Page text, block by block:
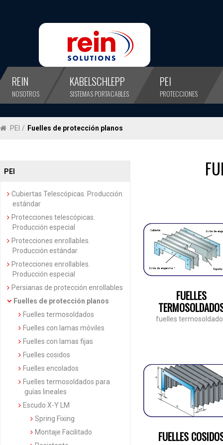
REIN
NOSOTROS
KABELSCHLEPP
SISTEMAS PORTACABLES
PEI
PROTECCIONES
PEI / Fuelles de protección planos
PEI
Cubiertas Telescópicas. Producción
estándar
Protecciones telescópicas.
Producción especial
Protecciones enrollables.
Producción estándar
Protecciones enrollables.
Producción especial
Persianas de protección enrollables
Fuelles de protección planos
Fuelles termosoldados
Fuelles con lamas móviles
Fuelles con lamas fijas
Fuelles cosidos
Fuelles encolados
Fuelles termosoldados para
guías lineales
Escudo X-Y LM
Spring Fixing
Montaje Facilitado
FUELLES
fuelles
FUELLES